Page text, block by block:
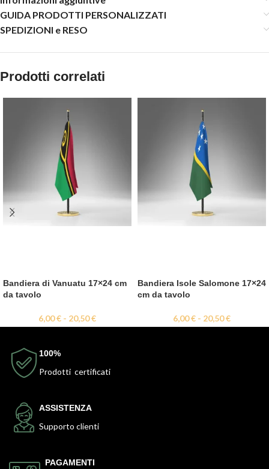
GUIDA PRODOTTI PERSONALIZZATI
SPEDIZIONI e RESO
Prodotti correlati
Bandiera di Vanuatu 17×24 cm
da tavolo
6,00€ - 20,50€
Bandiera Isole Salomone 17×24
cm da tavolo
6,00€ - 20,50€
100%
Prodotti certificati
ASSISTENZA
Supporto clienti
PAGAMENTI